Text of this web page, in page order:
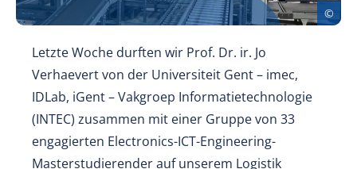
Letzte Woche durften wir Prof. Dr. ir. Jo
Verhaevert von der Universiteit Gent – imec,
IDLab, iGent – Vakgroep Informatietechnologie
(INTEC) zusammen mit einer Gruppe von 33
engagierten Electronics-ICT-Engineering-
Masterstudierender auf unserem Logistik